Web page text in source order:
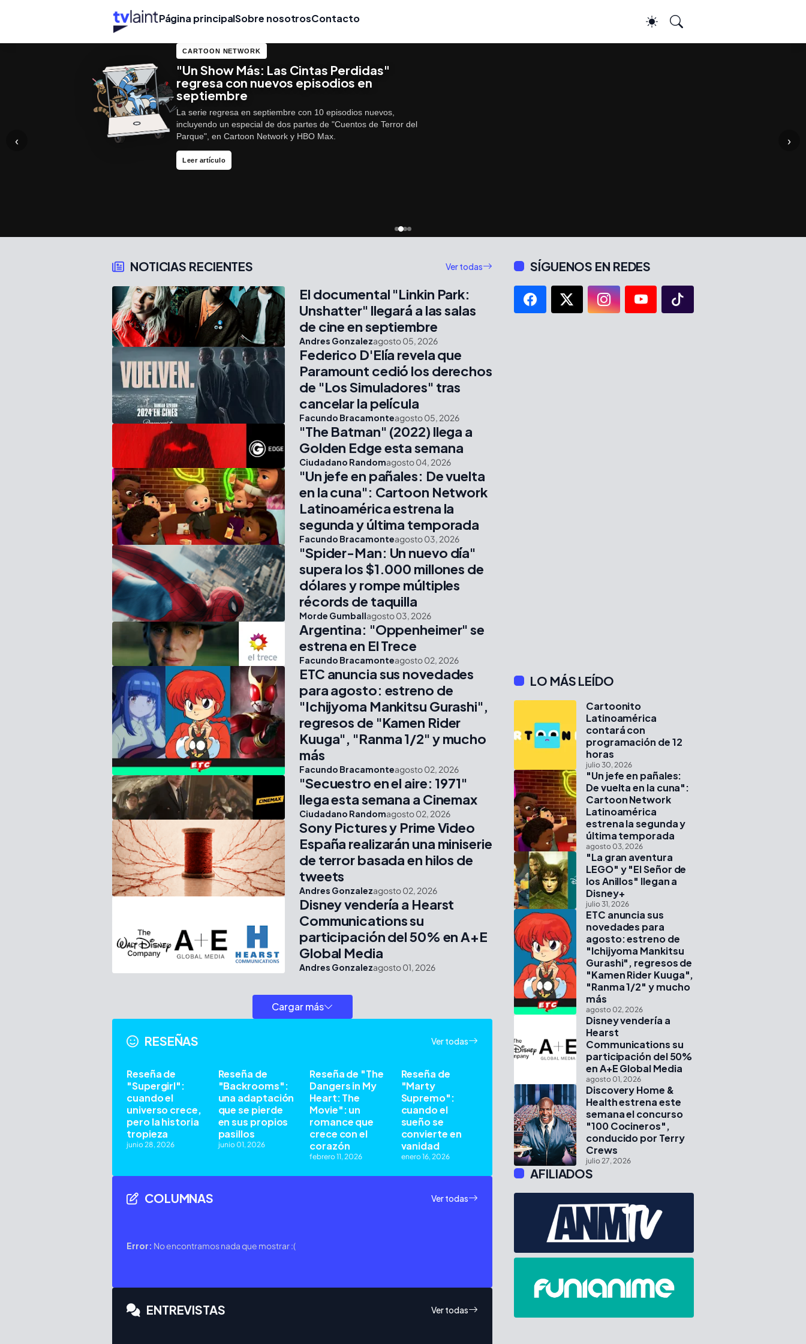
Página principalSobre nosotrosContacto
CARTOON NETWORK
"Un Show Más: Las Cintas Perdidas"
regresa con nuevos episodios en
septiembre
La serie regresa en septiembre con 10 episodios nuevos,
incluyendo un especial de dos partes de "Cuentos de Terror del
Parque", en Cartoon Network y HBO Max.
Leer artículo
‹ ›
NOTICIAS RECIENTES Ver todas
El documental "Linkin Park:
Unshatter" llegará a las salas
de cine en septiembre
Andres Gonzalezagosto 05, 2026
Federico D'Elía revela que
Paramount cedió los derechos
de "Los Simuladores" tras
cancelar la película
Facundo Bracamonteagosto 05, 2026
"The Batman" (2022) llega a
Golden Edge esta semana
Ciudadano Randomagosto 04, 2026
"Un jefe en pañales: De vuelta
en la cuna": Cartoon Network
Latinoamérica estrena la
segunda y última temporada
Facundo Bracamonteagosto 03, 2026
"Spider-Man: Un nuevo día"
supera los $1.000 millones de
dólares y rompe múltiples
récords de taquilla
Morde Gumballagosto 03, 2026
Argentina: "Oppenheimer" se
estrena en El Trece
Facundo Bracamonteagosto 02, 2026
ETC anuncia sus novedades
para agosto: estreno de
"Ichijyoma Mankitsu Gurashi",
regresos de "Kamen Rider
Kuuga", "Ranma 1/2" y mucho
más
Facundo Bracamonteagosto 02, 2026
"Secuestro en el aire: 1971"
llega esta semana a Cinemax
Ciudadano Randomagosto 02, 2026
Sony Pictures y Prime Video
España realizarán una miniserie
de terror basada en hilos de
tweets
Andres Gonzalezagosto 02, 2026
Disney vendería a Hearst
Communications su
participación del 50% en A+E
Global Media
Andres Gonzalezagosto 01, 2026
Cargar más
RESEÑAS Ver todas
Reseña de
"Supergirl":
cuando el
universo crece,
pero la historia
tropieza
junio 28, 2026
Reseña de
"Backrooms":
una adaptación
que se pierde
en sus propios
pasillos
junio 01, 2026
Reseña de "The
Dangers in My
Heart: The
Movie": un
romance que
crece con el
corazón
febrero 11, 2026
Reseña de
"Marty
Supremo":
cuando el
sueño se
convierte en
vanidad
enero 16, 2026
COLUMNAS Ver todas
Error: No encontramos nada que mostrar :(
ENTREVISTAS Ver todas
SÍGUENOS EN REDES
LO MÁS LEÍDO
Cartoonito
Latinoamérica
contará con
programación de 12
horas
julio 30, 2026
"Un jefe en pañales:
De vuelta en la cuna":
Cartoon Network
Latinoamérica
estrena la segunda y
última temporada
agosto 03, 2026
"La gran aventura
LEGO" y "El Señor de
los Anillos" llegan a
Disney+
julio 31, 2026
ETC anuncia sus
novedades para
agosto: estreno de
"Ichijyoma Mankitsu
Gurashi", regresos de
"Kamen Rider Kuuga",
"Ranma 1/2" y mucho
más
agosto 02, 2026
Disney vendería a
Hearst
Communications su
participación del 50%
en A+E Global Media
agosto 01, 2026
Discovery Home &
Health estrena este
semana el concurso
"100 Cocineros",
conducido por Terry
Crews
julio 27, 2026
AFILIADOS